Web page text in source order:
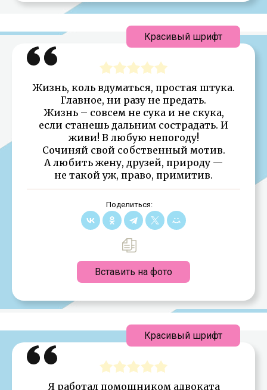
Жизнь, коль вдуматься, простая штука.
Главное, ни разу не предать.
Жизнь – совсем не сука и не скука,
если станешь дальним сострадать. И
живи! В любую непогоду!
Сочиняй свой собственный мотив.
А любить жену, друзей, природу —
не такой уж, право, примитив.
Поделиться:
Вставить на фото
Красивый шрифт
Я работал помощником адвоката
Красивый шрифт